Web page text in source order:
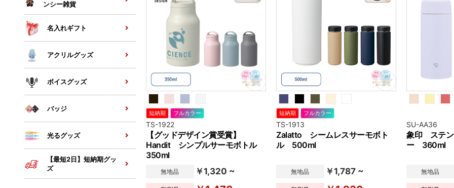
短納期 フルカラー
TS-1922
【グッドデザイン賞受賞】
Handit シンプルサーモボトル
350ml
無地品 ￥1,320 ~
短納期 フルカラー
TS-1913
Zalatto シームレスサーモボト
ル 500ml
無地品 ￥1,787 ~
SU-AA36
象印 ステ
ー 360ml
無地品
ンシー雑貨
名入れギフト
アクリルグッズ
ボイスグッズ
バッジ
光るグッズ
【最短2日】短納期グッ
ズ